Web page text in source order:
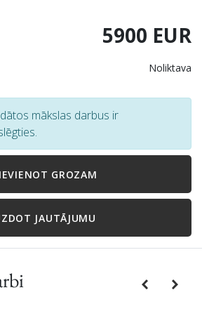
5900 EUR
Noliktava
mākslas darbus ir
GROZAM
JAUTĀJUMU
PreviousNext